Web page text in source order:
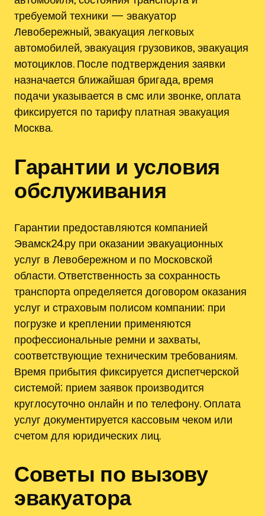
требуемой техники — эвакуатор
Левобережный, эвакуация легковых
автомобилей, эвакуация грузовиков, эвакуация
мотоциклов. После подтверждения заявки
назначается ближайшая бригада, время
подачи указывается в смс или звонке, оплата
фиксируется по тарифу платная эвакуация
Москва.
Гарантии и условия
обслуживания
Гарантии предоставляются компанией
Эвамск24.ру при оказании эвакуационных
услуг в Левобережном и по Московской
области. Ответственность за сохранность
транспорта определяется договором оказания
услуг и страховым полисом компании; при
погрузке и креплении применяются
профессиональные ремни и захваты,
соответствующие техническим требованиям.
Время прибытия фиксируется диспетчерской
системой; прием заявок производится
круглосуточно онлайн и по телефону. Оплата
услуг документируется кассовым чеком или
счетом для юридических лиц.
Советы по вызову
эвакуатора